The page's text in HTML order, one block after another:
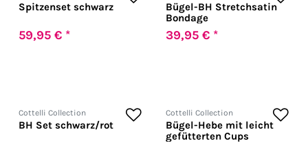
Spitzenset schwarz
59,95 € *
Bügel-BH Stretchsatin
Bondage
39,95 € *
Cottelli Collection
BH Set schwarz/rot
Cottelli Collection
Bügel-Hebe mit leicht
gefütterten Cups